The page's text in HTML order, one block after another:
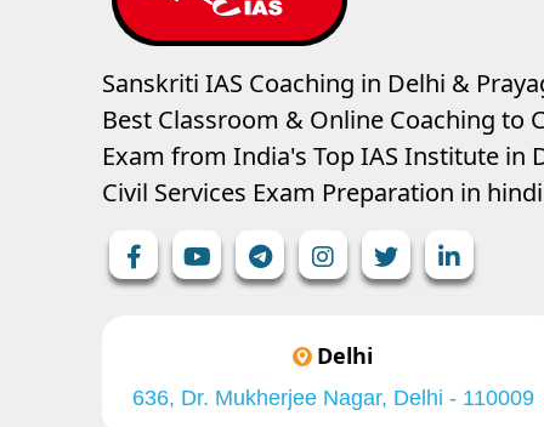
Sanskriti IAS Coaching in Delhi &
Best Classroom & Online Coaching to
Exam from India's Top IAS Institute in
Civil Services Exam Preparation in
Delhi
636, Dr. Mukherjee Nagar, Delhi - 110009